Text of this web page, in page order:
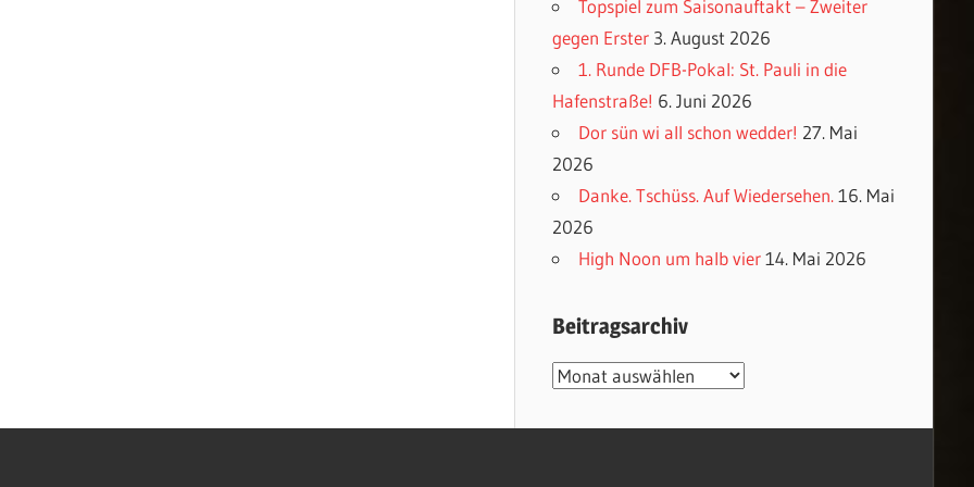
Topspiel zum Saisonauftakt – Zweiter
gegen Erster 3. August 2026
1. Runde DFB-Pokal: St. Pauli in die
Hafenstraße! 6. Juni 2026
Dor sün wi all schon wedder! 27. Mai
2026
Danke. Tschüss. Auf Wiedersehen. 16. Mai
2026
High Noon um halb vier 14. Mai 2026
Beitragsarchiv
Beitragsarchiv